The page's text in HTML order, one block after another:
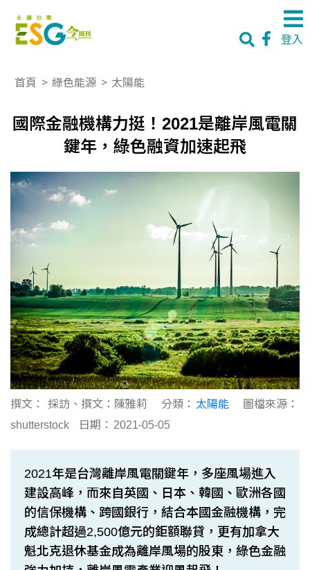
登入
首頁 > 綠色能源 > 太陽能
國際金融機構力挺！2021是離岸風電關
鍵年，綠色融資加速起飛
撰文： 採訪、撰文：陳雅莉 分類： 太陽能
圖檔來源：
shutterstock
日期： 2021-05-05
2021年是台灣離岸風電關鍵年，多座風場進入
建設高峰，而來自英國、日本、韓國、歐洲各國
的信保機構、跨國銀行，結合本國金融機構，完
成總計超過2,500億元的鉅額聯貸，更有加拿大
魁北克退休基金成為離岸風場的股東，綠色金融